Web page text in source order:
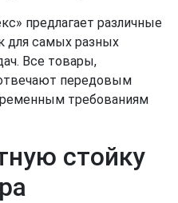
предлагает различные
для самых разных
Все товары,
передовым
требованиям
стойку